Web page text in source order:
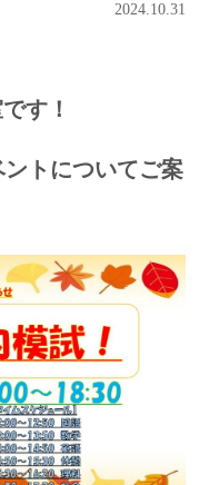
2024.10.31
す！
トについてご案